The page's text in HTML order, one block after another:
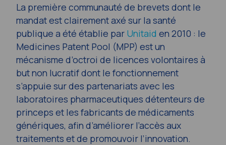
La première communauté de brevets dont le
mandat est clairement axé sur la santé
publique a été établie par Unitaid en 2010 : le
Medicines Patent Pool (MPP) est un
mécanisme d’octroi de licences volontaires à
but non lucratif dont le fonctionnement
s’appuie sur des partenariats avec les
laboratoires pharmaceutiques détenteurs de
princeps et les fabricants de médicaments
génériques, afin d’améliorer l’accès aux
traitements et de promouvoir l’innovation.